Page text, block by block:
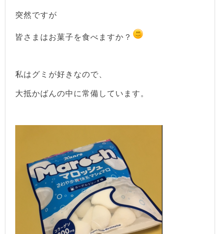
突然ですが
皆さまはお菓子を食べますか？
私はグミが好きなので、
大抵かばんの中に常備しています。